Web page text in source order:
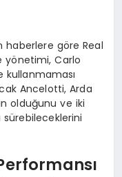
haberlere göre Real
yönetimi, Carlo
kullanmaması
Ancelotti, Arda
olduğunu ve iki